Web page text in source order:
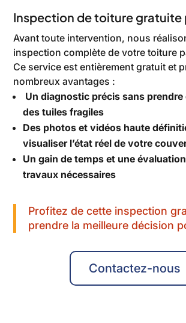
Inspection de toiture gratuite
Avant toute intervention, nous
inspection complète de votre toiture
Ce service est entièrement gratuit et
nombreux avantages :
Un diagnostic précis sans
des tuiles fragiles
Des photos et vidéos haute
visualiser l’état réel de votre
Un gain de temps et une
travaux nécessaires
Profitez de cette inspection
prendre la meilleure décision
Contactez-nous